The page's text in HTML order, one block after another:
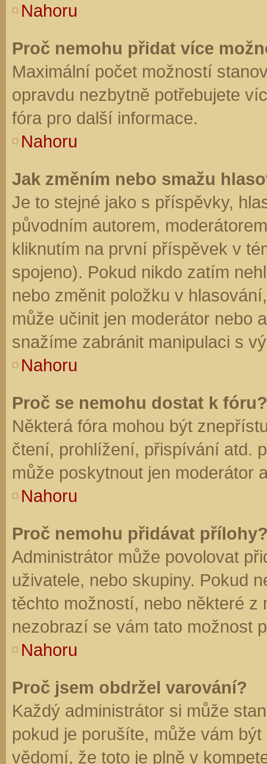
Nahoru
Proč nemohu přidat více
Maximální počet možností
opravdu nezbytně potřebujete
fóra pro další informace.
Nahoru
Jak změním nebo smažu
Je to stejné jako s příspěvky,
původním autorem,
kliknutím na první příspěvek v
spojeno). Pokud nikdo zatím
nebo změnit položku v
může učinit jen moderátor nebo
snažíme zabránit manipulaci s
Nahoru
Proč se nemohu dostat k fóru?
Některá fóra mohou být
čtení, prohlížení, přispívání atd.
může poskytnout jen moderátor
Nahoru
Proč nemohu přidávat
Administrátor může povolovat
uživatele, nebo skupiny. Pokud
těchto možností, nebo některé z
nezobrazí se vám tato možnost
Nahoru
Proč jsem obdržel varování?
Každý administrátor si může
pokud je porušíte, může vám
vědomí, že toto je plně v